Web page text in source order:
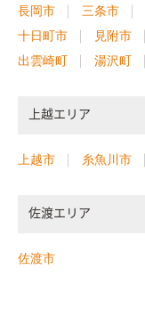
長岡市 三条市
十日町市
見附市
出雲崎町
湯沢町
上越エリア
上越市 糸魚川市
佐渡エリア
佐渡市